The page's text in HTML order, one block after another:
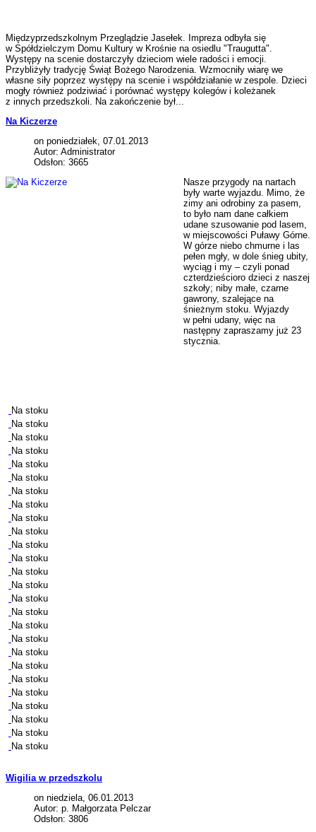
Międzyprzedszkolnym Przeglądzie Jasełek. Impreza odbyła się
w Spółdzielczym Domu Kultury w Krośnie na osiedlu "Traugutta".
Występy na scenie dostarczyły dzieciom wiele radości i emocji.
Przybliżyły tradycję Świąt Bożego Narodzenia. Wzmocniły wiarę we
własne siły poprzez występy na scenie i współdziałanie w zespole. Dzieci
mogły również podziwiać i porównać występy kolegów i koleżanek
z innych przedszkoli. Na zakończenie był...
Na Kiczerze
on poniedziałek, 07.01.2013
Autor: Administrator
Odsłon: 3665
Nasze przygody na nartach
były warte wyjazdu. Mimo, że
zimy ani odrobiny za pasem,
to było nam dane całkiem
udane szusowanie pod lasem,
w miejscowości Puławy Górne.
W górze niebo chmurne i las
pełen mgły, w dole śnieg ubity,
wyciąg i my – czyli ponad
czterdzieścioro dzieci z naszej
szkoły; niby małe, czarne
gawrony, szalejące na
śnieżnym stoku. Wyjazdy
w pełni udany, więc na
następny zapraszamy już 23
stycznia.
Na stoku
Na stoku
Na stoku
Na stoku
Na stoku
Na stoku
Na stoku
Na stoku
Na stoku
Na stoku
Na stoku
Na stoku
Na stoku
Na stoku
Na stoku
Na stoku
Na stoku
Na stoku
Na stoku
Na stoku
Na stoku
Na stoku
Na stoku
Na stoku
Na stoku
Na stoku
Wigilia w przedszkolu
on niedziela, 06.01.2013
Autor: p. Małgorzata Pelczar
Odsłon: 3806